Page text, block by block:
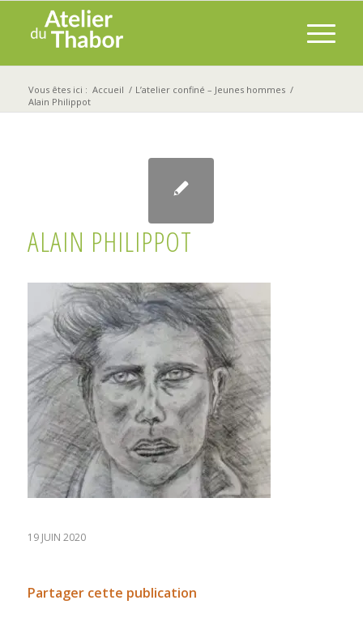
Vous êtes ici : Accueil / L’atelier confiné – Jeunes hommes /
Alain Philippot
ALAIN PHILIPPOT
19 JUIN 2020
Partager cette publication